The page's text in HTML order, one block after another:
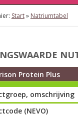
Start» Natriumtabel
Protein Plus
omschrijving
(NEVO)